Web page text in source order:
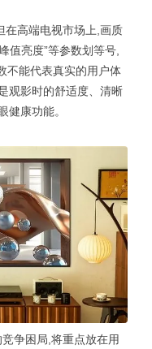
在高端电视市场上,画质
值亮度”等参数划等号,
不能代表真实的用户体
观影时的舒适度、清晰
健康功能。
争困局,将重点放在用